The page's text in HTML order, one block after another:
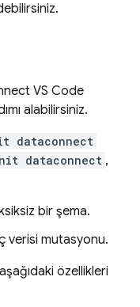
VS Code
alabilirsiniz.
dataconnect
dataconnect ,
bir şema.
verisi mutasyonu.
özellikleri